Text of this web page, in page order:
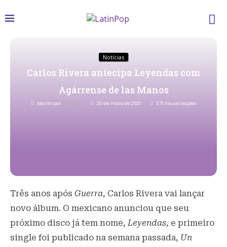
Notícias
Carlos Rivera antecipa Leyendas com
Agárrense de las Manos
Escrito por Redacao 20 de maio de 2021 371 Visualizações
Três anos após Guerra, Carlos Rivera vai lançar
novo álbum. O mexicano anunciou que seu
próximo disco já tem nome,Leyendas, e primeiro
single foi publicado na semana passada, Un